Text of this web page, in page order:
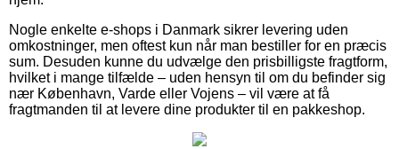
Nogle enkelte e-shops i Danmark sikrer levering uden
omkostninger, men oftest kun når man bestiller for en præcis
sum. Desuden kunne du udvælge den prisbilligste fragtform,
hvilket i mange tilfælde – uden hensyn til om du befinder sig
nær København, Varde eller Vojens – vil være at få
fragtmanden til at levere dine produkter til en pakkeshop.